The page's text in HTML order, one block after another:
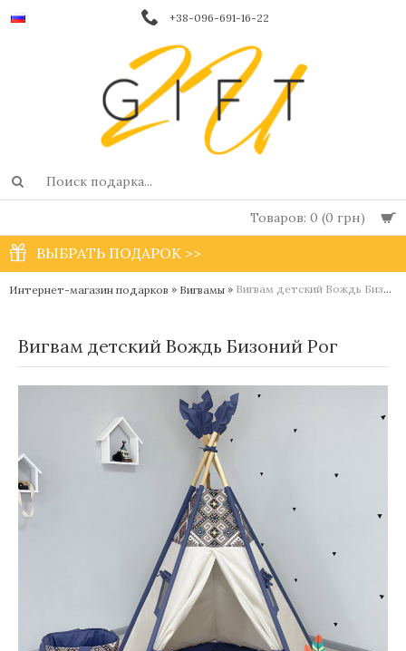
+38-096-691-16-22
Товаров: 0 (0 грн)
ВЫБРАТЬ ПОДАРОК >>
Интернет-магазин подарков » Вигвамы » Вигвам детский Вождь Бизоний Рог
Вигвам детский Вождь Бизоний Рог